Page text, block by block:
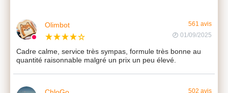
Olimbot
561 avis
01/09/2025
Cadre calme, service très sympas, formule très bonne au
quantité raisonnable malgré un prix un peu élevé.
502 avis